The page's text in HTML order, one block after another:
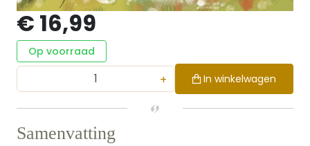
€ 16,99
Op voorraad
+ In winkelwagen
Samenvatting